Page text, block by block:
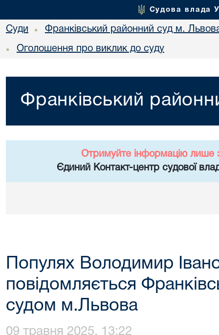
Судова влада
Суди • Франківський районний суд м.
• Оголошення про виклик до суду
Франківський
Отримуйте інформацію лише
Єдиний Контакт-центр судової
Популях Володимир
повідомляється
судом м.Львова
09 травня 2025, 13:22